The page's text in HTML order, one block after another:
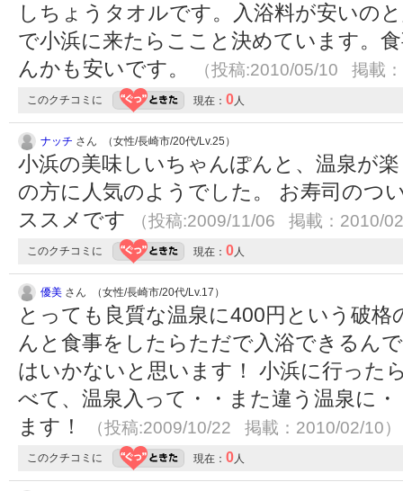
しちょうタオルです。入浴料が安いの
で小浜に来たらここと決めています。
んかも安いです。
（投稿:2010/05/10 掲載
このクチコミに 現在： 0人
ナッチ さん （女性/長崎市/20代/Lv.25）
小浜の美味しいちゃんぽんと、温泉が
の方に人気のようでした。 お寿司のつ
ススメです
（投稿:2009/11/06 掲載：2010/
このクチコミに 現在： 0人
優美 さん （女性/長崎市/20代/Lv.17）
とっても良質な温泉に400円という破
んと食事をしたらただで入浴できるん
はいかないと思います！ 小浜に行った
べて、温泉入って・・また違う温泉に
ます！
（投稿:2009/10/22 掲載：2010/02/10）
このクチコミに 現在： 0人